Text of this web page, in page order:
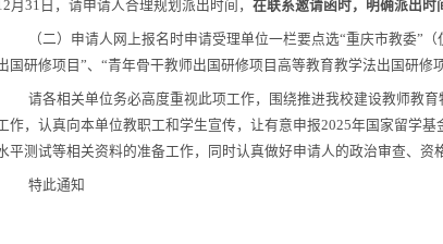
月 31 日，请申请人合理规划派出时间， 在联系邀请函时，明确派出时
（二）申请人网上报名时申请受理单位一栏要点选“重庆市教委” （
国研修项目 ”、 “青年骨干教师出国研修项目高等教育教学法出国研修
请各相关单位务必高度重视此项工作，围绕推进我校建设教师教
作，认真向本单位教职工和学生宣传，让有意申报2025年国家留学基
平测试等相关资料的准备工作，同时认真做好申请人的政治审查、资
特此通知